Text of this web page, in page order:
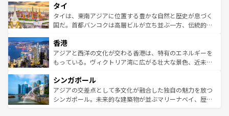
リティに包まれながら、韓国の多彩な魅力を心ゆくまで味
わってみてほしい。 なお、新着の韓国情報はコンテンツ一
覧を参照してほしい。
急速な発展と共に伝統が息づく。ハノイの古い町並みやホ
ーチミン市のフランス統治時代の建物も、独特の雰囲気を
醸し出している。また、バラエティの豊かさとおいしさで
とつ。フォーやバインミー、ベトナムコーヒーなどは、ぜ
ひ現地で味わいたい。どの地域を訪れてもあたたかい人々
が旅行者を迎えてくれるので、きっと忘れられない旅にな
参照してほしい。
タイ
タイは、東南アジアに位置する豊かな自然と歴史が息づく
国だ。首都バンコクは高層ビルが立ち並ぶ一方、伝統的な
の活気が交差している。北部ではチェンマイなどの山岳地
帯で自然と触れ合い、南部ではプーケットやクラビの美し
いビーチでリゾート気分を楽しむことができる。タイ料理
激する。気候は一年中温暖で、どの季節にも異なる楽しみ
が待っている。親しみやすいタイの人々、仏教を中心とし
た文化、そして多様な観光資源が、訪れる旅人を魅了し続
香港
アジアと西洋の文化が交わる香港は、特有のエネルギーを
もっている。ヴィクトリア湾に広がる壮大な景色、近未来
み、どこを訪れても感動するはず。観光スポットが密集し
ており、効率よく見どころを回れるのも魅力。息をのむよ
うな絶景から文化的な体験まで、香港を存分に楽しみ尽く
シンガポール
アジアの交差点として多文化が融合した独自の魅力を放つ
シンガポール。未来的な建築物が並ぶマリーナベイ、歴史